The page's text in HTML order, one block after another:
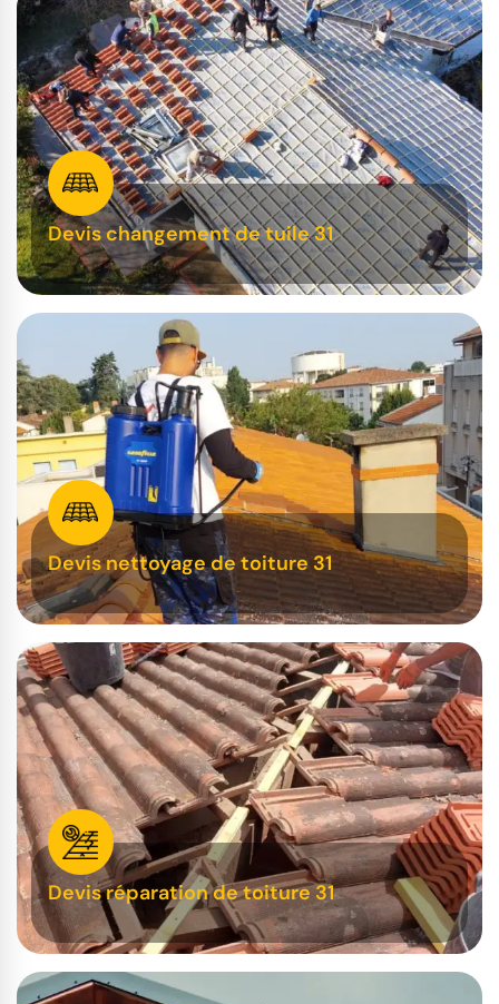
Devis changement de tuile 31
Devis nettoyage de toiture 31
Devis réparation de toiture 31